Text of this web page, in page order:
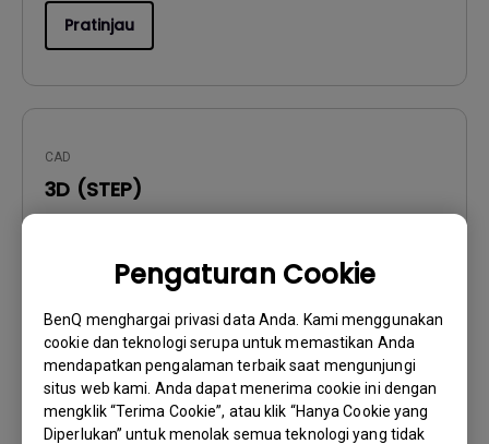
Pengaturan Cookie
BenQ menghargai privasi data Anda. Kami menggunakan
cookie dan teknologi serupa untuk memastikan Anda
mendapatkan pengalaman terbaik saat mengunjungi
situs web kami. Anda dapat menerima cookie ini dengan
mengklik “Terima Cookie”, atau klik “Hanya Cookie yang
Diperlukan” untuk menolak semua teknologi yang tidak
Pratinjau
CAD
3D (STEP)
14.73 MB
Versi:V1.00
Pratinjau